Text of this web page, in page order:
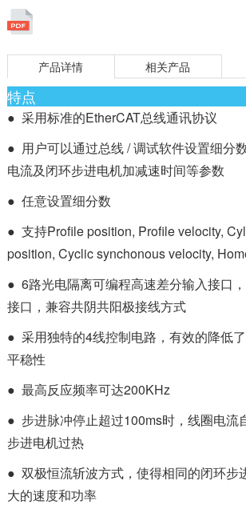
产品详情 相关产品
特点
● 采用标准的EtherCAT总线通讯协议
● 用户可以通过总线 / 调试软件设置细分
电流及闭环步进电机加减速时间等参数
● 任意设置细分数
● 支持Profile position, Profile velocity,
position, Cyclic synchonous velocity,
● 6路光电隔离可编程高速差分输入接口
接口，兼容共阴共阳极接线方式
● 采用独特的4线控制电路，有效的降低
平稳性
● 最高反应频率可达200KHz
● 步进脉冲停止超过100ms时，线圈电流
步进电机过热
● 双极恒流斩波方式，使得相同的闭环步
大的速度和功率